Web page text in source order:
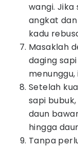
wangi. Jika
angkat
kadu
Masaklah
daging
Setelah
sapi
daun
hingga
Tanpa